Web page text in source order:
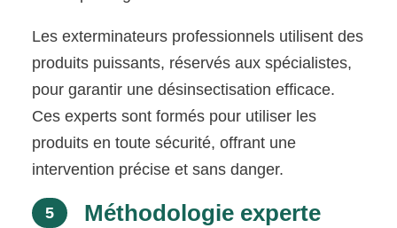
Les exterminateurs professionnels utilisent des
produits puissants, réservés aux spécialistes,
pour garantir une désinsectisation efficace.
Ces experts sont formés pour utiliser les
produits en toute sécurité, offrant une
intervention précise et sans danger.
5
Méthodologie experte